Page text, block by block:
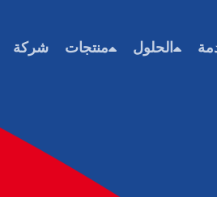
شركة منتجات الحلول